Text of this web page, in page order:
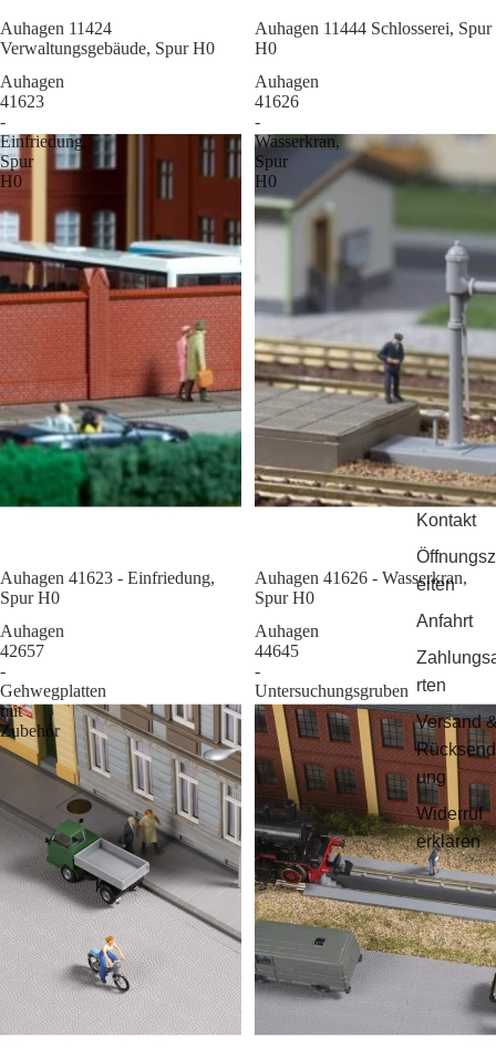
Kontakt
Öffnungsz
eiten
Anfahrt
rten
Versand
Rücksend
ung
Widerruf
erklären
Sale
Auhagen 11424
Verwaltungsgebäude, Spur H0
Sale
Auhagen 11444 Schlosserei, Spur
H0
Auhagen
41623
-
Einfriedung,
Spur
H0
Auhagen 41623 - Einfriedung,
Spur H0
Auhagen
41626
-
Wasserkran,
Spur
H0
Sale
Auhagen 41626 - Wasserkran,
Spur H0
Auhagen
42657
-
Gehwegplatten
mit
Zubehör
Auhagen
44645
-
Untersuchungsgruben